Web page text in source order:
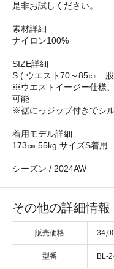
是非お試しください。
素材詳細
ナイロン100%
SIZE詳細
S ( ウエスト70～85㎝
※ウエストイージー仕様
可能
※裾にっジップ付きでシ
着用モデル詳細
173㎝ 55kg サイズS着用
シーズン / 2024AW
その他の詳細情報
販売価格
型番 BL-